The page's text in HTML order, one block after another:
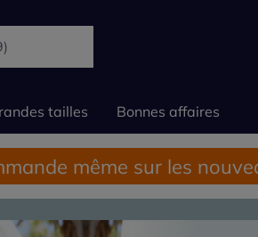
tailles Bonnes affaires
même sur les